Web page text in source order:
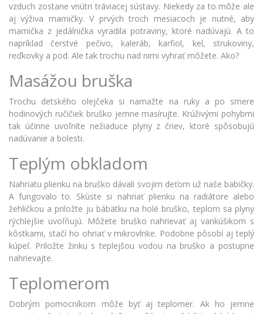
vzduch zostane vnútri tráviacej sústavy. Niekedy za to môže ale
aj výživa mamičky. V prvých troch mesiacoch je nutné, aby
mamička z jedálnička vyradila potraviny, ktoré nadúvajú. A to
napríklad čerstvé pečivo, kaleráb, karfiol, kel, strukoviny,
reďkovky a pod. Ale tak trochu nad nimi vyhrať môžete. Ako?
Masážou bruška
Trochu detského olejčeka si namažte na ruky a po smere
hodinových ručičiek bruško jemne masírujte. Krúživými pohybmi
tak účinne uvoľníte nežiaduce plyny z čriev, ktoré spôsobujú
nadúvanie a bolesti.
Teplým obkladom
Nahriatu plienku na bruško dávali svojim deťom už naše babičky.
A fungovalo to. Skúste si nahriať plienku na radiátore alebo
žehličkou a priložte ju bábätku na holé bruško, teplom sa plyny
rýchlejšie uvoľňujú. Môžete bruško nahrievať aj vankúšikom s
kôstkami, stačí ho ohriať v mikrovlnke. Podobne pôsobí aj teplý
kúpeľ. Priložte žinku s teplejšou vodou na bruško a postupne
nahrievajte.
Teplomerom
Dobrým pomocníkom môže byť aj teplomer. Ak ho jemne